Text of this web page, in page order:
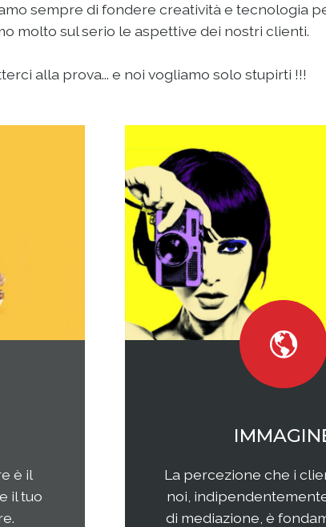
sempre di fondere creatività e tecnologia
molto sul serio le aspettive dei nostri clienti.
alla prova... e noi vogliamo solo stupirti !!!
e
la
o
WEB
Il web continua ad
frontiera non
raggiungibile perchè